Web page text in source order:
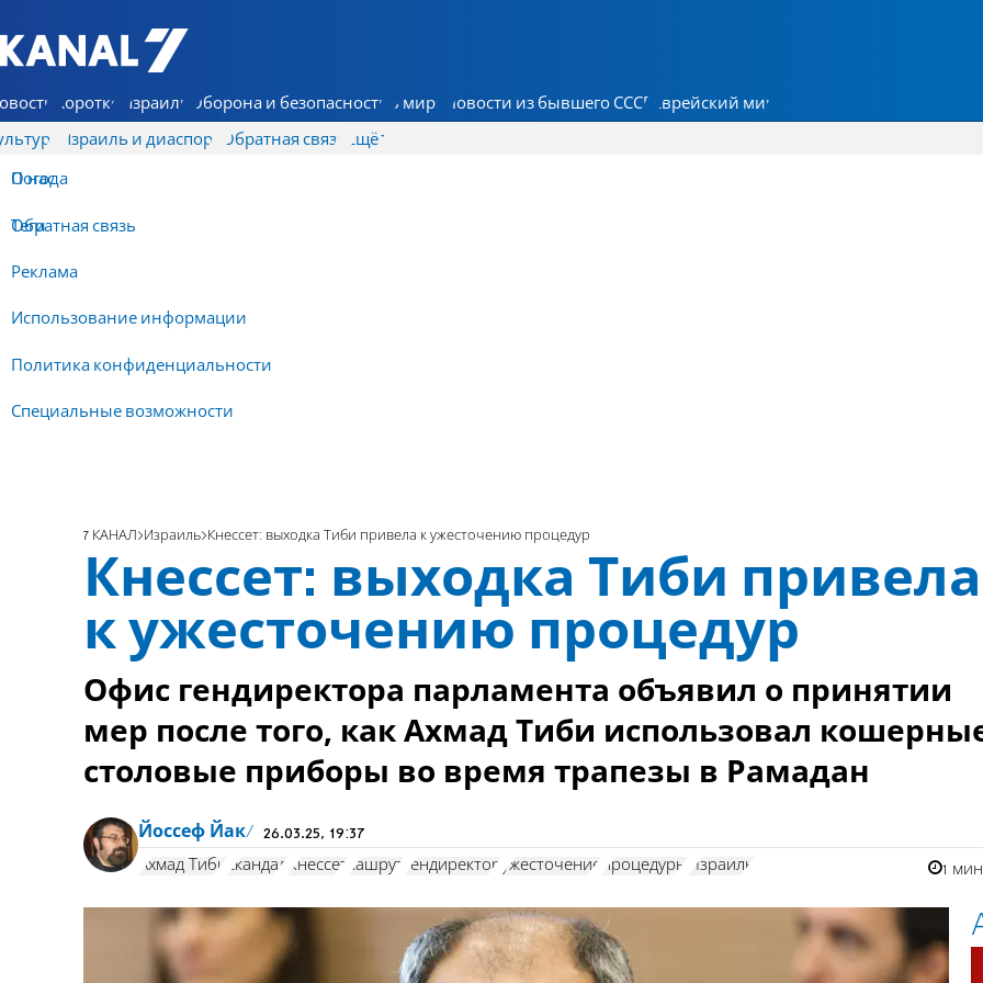
7 КАНАЛ - Аруц Шева
Коротко Израиль Оборона и безопасность В мире Новости из бывшего СССР Еврейский мир
Израиль и диаспора Обратная связь
О нас
Обратная связь
Реклама
Использование информации
Политика конфиденциальности
Специальные возможности
Ещё
Погода
Теги
7 КАНАЛ Израиль Кнессет: выходка Тиби привела к ужесточению процедур
Кнессет: выходка Тиби привела
к ужесточению процедур
Офис гендиректора парламента объявил о принятии
мер после того, как Ахмад Тиби использовал
столовые приборы во время трапезы в Рамадан
Йоссеф Йак 26.03.25, 19:37
Ахмад Тиби скандал Кнессет кашрут гендиректор ужесточение процедуры Израиль 1